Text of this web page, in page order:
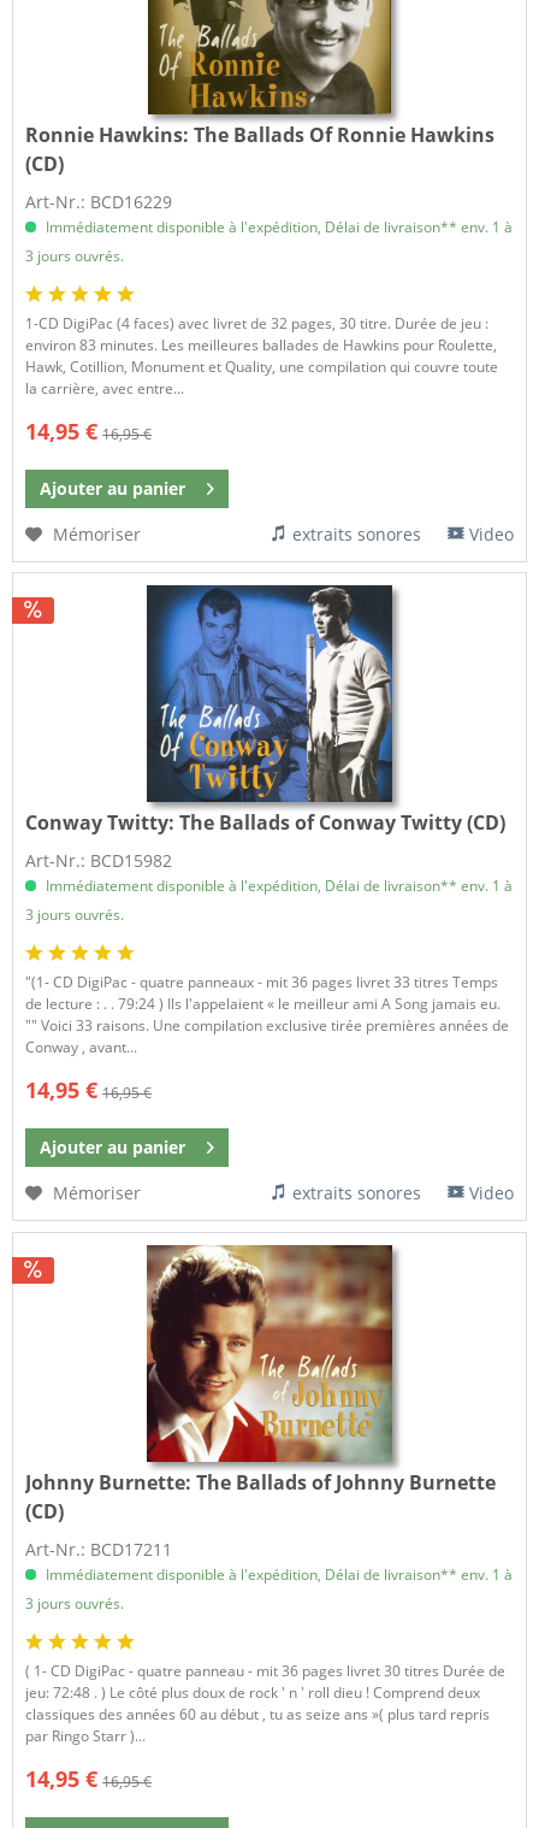
Ronnie Hawkins:The Ballads Of Ronnie Hawkins
(CD)
Art-Nr.: BCD16229
Immédiatement disponible à l'expédition, Délai de livraison** env. 1 à
3 jours ouvrés.
1-CD DigiPac (4 faces) avec livret de 32 pages, 30 titre. Durée de jeu :
environ 83 minutes. Les meilleures ballades de Hawkins pour Roulette,
Hawk, Cotillion, Monument et Quality, une compilation qui couvre toute
la carrière, avec entre...
14,95 € 16,95 €
Ajouter au panier
Mémoriser
extraits sonores Video
Conway Twitty:The Ballads of Conway Twitty (CD)
Art-Nr.: BCD15982
Immédiatement disponible à l'expédition, Délai de livraison** env. 1 à
3 jours ouvrés.
"(1- CD DigiPac - quatre panneaux - mit 36 pages livret 33 titres Temps
de lecture : . . 79:24 ) Ils l'appelaient « le meilleur ami A Song jamais eu.
"" Voici 33 raisons. Une compilation exclusive tirée premières années de
Conway , avant...
14,95 € 16,95 €
Ajouter au panier
Mémoriser
extraits sonores Video
Johnny Burnette:The Ballads of Johnny Burnette
(CD)
Art-Nr.: BCD17211
Immédiatement disponible à l'expédition, Délai de livraison** env. 1 à
3 jours ouvrés.
( 1- CD DigiPac - quatre panneau - mit 36 pages livret 30 titres Durée de
jeu: 72:48 . ) Le côté plus doux de rock ' n ' roll dieu ! Comprend deux
classiques des années 60 au début , tu as seize ans »( plus tard repris
par Ringo Starr )...
14,95 € 16,95 €